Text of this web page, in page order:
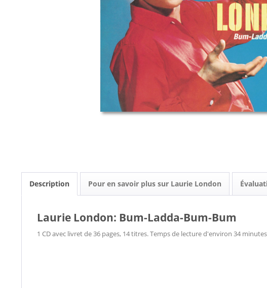
Description Pour en savoir plus sur Laurie London
Laurie London: Bum-Ladda-Bum-Bum
1 CD avec livret de 36 pages, 14 titres. Temps de lecture d'environ 34